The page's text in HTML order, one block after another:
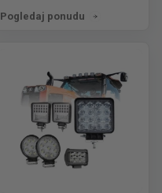
Pogledaj ponudu